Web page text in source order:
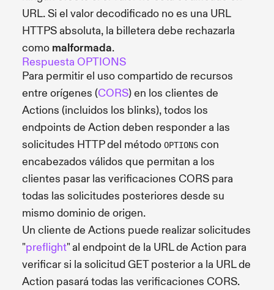
URL. Si el valor decodificado no es una URL
HTTPS absoluta, la billetera debe rechazarla
como malformada.
Respuesta OPTIONS
Para permitir el uso compartido de recursos
entre orígenes (CORS) en los clientes de
Actions (incluidos los blinks), todos los
endpoints de Action deben responder a las
solicitudes HTTP del método OPTIONS con
encabezados válidos que permitan a los
clientes pasar las verificaciones CORS para
todas las solicitudes posteriores desde su
mismo dominio de origen.
Un cliente de Actions puede realizar solicitudes
"preflight" al endpoint de la URL de Action para
verificar si la solicitud GET posterior a la URL de
Action pasará todas las verificaciones CORS.